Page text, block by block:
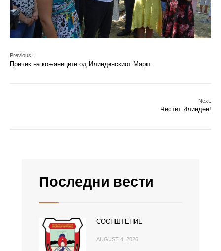
Previous:
Пречек на коњаниците од Илинденскиот Марш
Next:
Честит Илинден!
Последни вести
СООПШТЕНИЕ
AUGUST 4, 2026